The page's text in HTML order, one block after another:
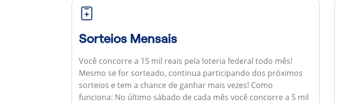
Sorteios Mensais
Você concorre a 15 mil reais pela loteria federal todo mês!
Mesmo se for sorteado, continua participando dos próximos
sorteios e tem a chance de ganhar mais vezes! Como
funciona: No último sábado de cada mês você concorre a 5 mil